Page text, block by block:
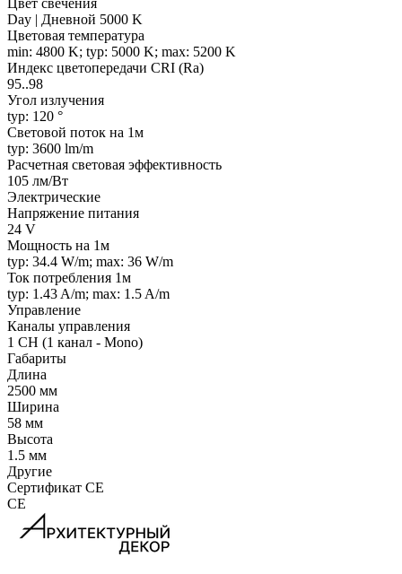
Цвет свечения
Day | Дневной 5000 K
Цветовая температура
min: 4800 K; typ: 5000 K; max: 5200 K
Индекс цветопередачи CRI (Ra)
95..98
Угол излучения
typ: 120 °
Световой поток на 1м
typ: 3600 lm/m
Расчетная световая эффективность
105 лм/Вт
Электрические
Напряжение питания
24 V
Мощность на 1м
typ: 34.4 W/m; max: 36 W/m
Ток потребления 1м
typ: 1.43 A/m; max: 1.5 A/m
Управление
Каналы управления
1 CH (1 канал - Mono)
Габариты
Длина
2500 мм
Ширина
58 мм
Высота
1.5 мм
Другие
Сертификат CE
CE